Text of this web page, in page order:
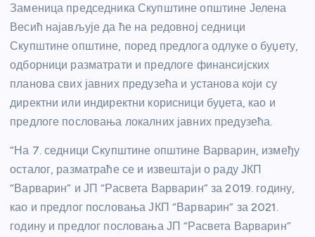
Заменица председника Скупштине општине Јелена
Весић најављује да ће на редовној седници
Скупштине општине, поред предлога одлуке о буџету,
одборници разматрати и предлоге финансијских
планова свих јавних предузећа и установа који су
директни или индиректни корисници буџета, као и
предлоге пословања локалних јавних предузећа.
“На 7. седници Скупштине општине Варварин, између
осталог, разматраће се и извештаји о раду ЈКП
“Варварин” и ЈП “Расвета Варварин” за 2019. годину,
као и предлог пословања ЈКП “Варварин” за 2021.
годину и предлог пословања ЈП “Расвета Варварин”